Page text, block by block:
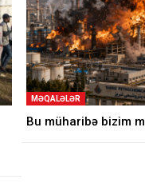
MƏQALƏLƏR
Bu müharibə bizim